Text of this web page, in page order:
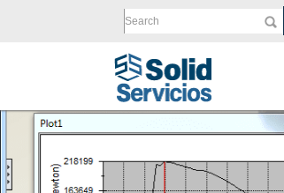
Search